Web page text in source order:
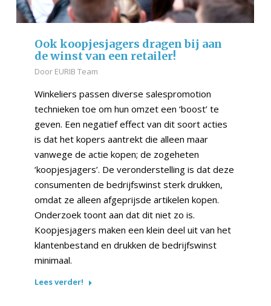
Ook koopjesjagers dragen bij aan
de winst van een retailer!
Door EURIB Team
Winkeliers passen diverse salespromotion
technieken toe om hun omzet een ‘boost’ te
geven. Een negatief effect van dit soort acties
is dat het kopers aantrekt die alleen maar
vanwege de actie kopen; de zogeheten
‘koopjesjagers’. De veronderstelling is dat deze
consumenten de bedrijfswinst sterk drukken,
omdat ze alleen afgeprijsde artikelen kopen.
Onderzoek toont aan dat dit niet zo is.
Koopjesjagers maken een klein deel uit van het
klantenbestand en drukken de bedrijfswinst
minimaal.
Lees verder!